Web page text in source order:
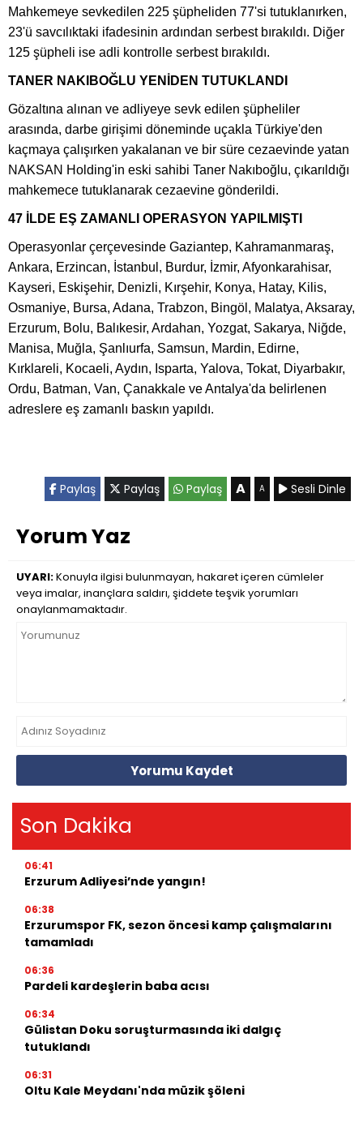
Mahkemeye sevkedilen 225 şüpheliden 77'si tutuklanırken,
23'ü savcılıktaki ifadesinin ardından serbest bırakıldı. Diğer
125 şüpheli ise adli kontrolle serbest bırakıldı.
TANER NAKIBOĞLU YENİDEN TUTUKLANDI
Gözaltına alınan ve adliyeye sevk edilen şüpheliler
arasında, darbe girişimi döneminde uçakla Türkiye'den
kaçmaya çalışırken yakalanan ve bir süre cezaevinde yatan
NAKSAN Holding'in eski sahibi Taner Nakıboğlu, çıkarıldığı
mahkemece tutuklanarak cezaevine gönderildi.
47 İLDE EŞ ZAMANLI OPERASYON YAPILMIŞTI
Operasyonlar çerçevesinde Gaziantep, Kahramanmaraş,
Ankara, Erzincan, İstanbul, Burdur, İzmir, Afyonkarahisar,
Kayseri, Eskişehir, Denizli, Kırşehir, Konya, Hatay, Kilis,
Osmaniye, Bursa, Adana, Trabzon, Bingöl, Malatya, Aksaray,
Erzurum, Bolu, Balıkesir, Ardahan, Yozgat, Sakarya, Niğde,
Manisa, Muğla, Şanlıurfa, Samsun, Mardin, Edirne,
Kırklareli, Kocaeli, Aydın, Isparta, Yalova, Tokat, Diyarbakır,
Ordu, Batman, Van, Çanakkale ve Antalya'da belirlenen
adreslere eş zamanlı baskın yapıldı.
Paylaş Paylaş Paylaş A A Sesli Dinle
Yorum Yaz
UYARI:Konuyla ilgisi bulunmayan, hakaret içeren cümleler
veya imalar, inançlara saldırı, şiddete teşvik yorumları
onaylanmamaktadır.
Yorumu Kaydet
Son Dakika
06:41
Erzurum Adliyesi’nde yangın!
06:38
Erzurumspor FK, sezon öncesi kamp çalışmalarını
tamamladı
06:36
Pardeli kardeşlerin baba acısı
06:34
Gülistan Doku soruşturmasında iki dalgıç
tutuklandı
06:31
Oltu Kale Meydanı'nda müzik şöleni